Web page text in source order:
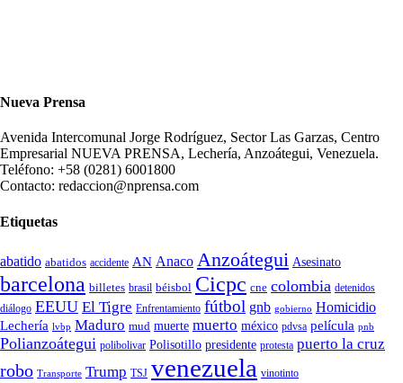
Nueva Prensa
Avenida Intercomunal Jorge Rodríguez, Sector Las Garzas, Centro
Empresarial NUEVA PRENSA, Lechería, Anzoátegui, Venezuela.
Teléfono: +58 (0281) 6001800
Contacto: redaccion@nprensa.com
Etiquetas
abatido abatidos accidente AN Anaco Anzoátegui Asesinato
barcelona billetes brasil béisbol Cicpc cne colombia detenidos
diálogo EEUU El Tigre Enfrentamiento fútbol gnb gobierno Homicidio
Lechería lvbp Maduro mud muerte muerto méxico pdvsa película pnb
Polianzoátegui polibolivar Polisotillo presidente protesta puerto la cruz
robo Transporte Trump TSJ venezuela vinotinto